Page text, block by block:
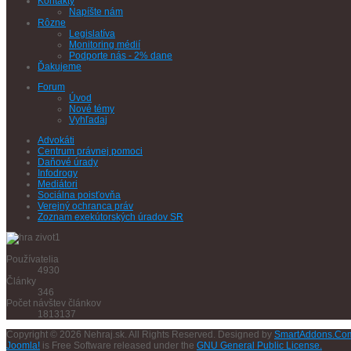
Napíšte nám
Rôzne
Legislatíva
Monitoring médií
Podporte nás - 2% dane
Ďakujeme
Forum
Úvod
Nové témy
Vyhľadaj
Advokáti
Centrum právnej pomoci
Daňové úrady
Infodrogy
Mediátori
Sociálna poisťovňa
Verejný ochranca práv
Zoznam exekútorských úradov SR
Používatelia
4930
Články
346
Počet návštev článkov
1813137
Copyright © 2026 Nehraj.sk. All Rights Reserved. Designed by
Joomla! is Free Software released under the GNU General Public License.